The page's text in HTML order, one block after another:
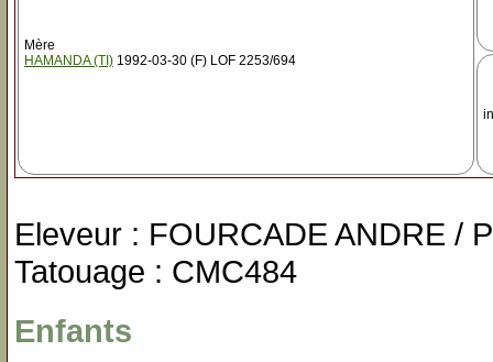
Mère
HAMANDA (TI) 1992-03-30 (F) LOF 2253/694
Eleveur : FOURCADE ANDRE /
Tatouage : CMC484
Enfants